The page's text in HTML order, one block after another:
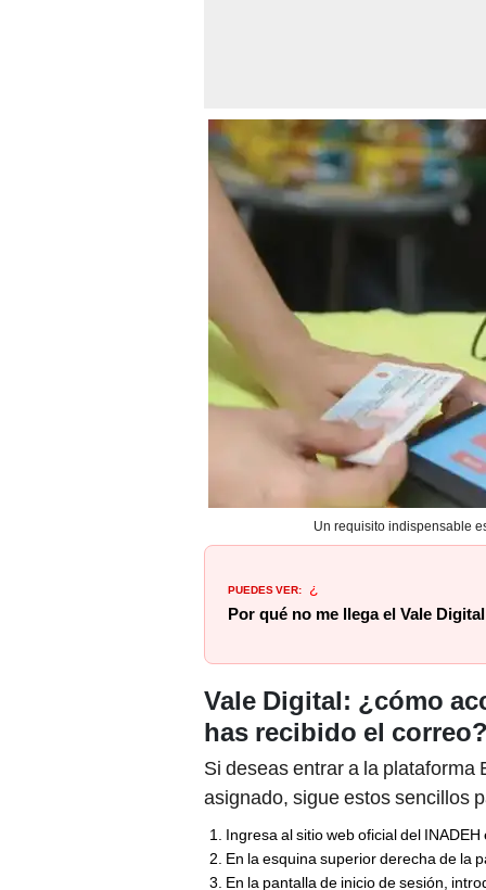
Un requisito indispensable
PUEDES VER: ¿
Por qué no me llega el Vale
Vale Digital: ¿cómo
has recibido el
Si deseas entrar a la plataforma
asignado, sigue estos sencillos
Ingresa al sitio web oficial del
En la esquina superior derecha de la
En la pantalla de inicio de sesión,